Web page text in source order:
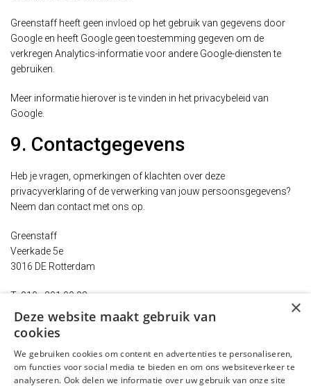
Greenstaff heeft geen invloed op het gebruik van gegevens door
Google en heeft Google geen toestemming gegeven om de
verkregen Analytics-informatie voor andere Google-diensten te
gebruiken.
Meer informatie hierover is te vinden in het privacybeleid van
Google.
9. Contactgegevens
Heb je vragen, opmerkingen of klachten over deze
privacyverklaring of de verwerking van jouw persoonsgegevens?
Neem dan contact met ons op.
Greenstaff
Veerkade 5e
3016 DE Rotterdam
T: 010 - 201 90 08
E:privacy@greenstaff.nl
10. Wijzigingen in deze
privacyverklaring
×
Deze website maakt gebruik van
cookies
We gebruiken cookies om content en advertenties te personaliseren,
om functies voor social media te bieden en om ons websiteverkeer te
analyseren. Ook delen we informatie over uw gebruik van onze site